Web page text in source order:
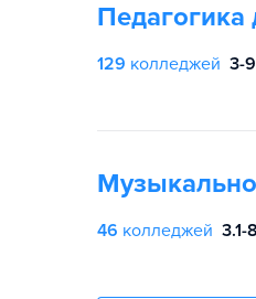
Педагогика
129 колледжей 3-
46 колледжей 3.1-